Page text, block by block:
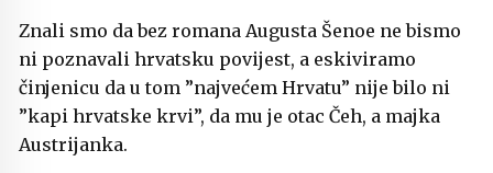
Znali smo da bez romana Augusta Šenoe ne bismo
ni poznavali hrvatsku povijest, a eskiviramo
činjenicu da u tom ”najvećem Hrvatu” nije bilo ni
”kapi hrvatske krvi”, da mu je otac Čeh, a majka
Austrijanka.